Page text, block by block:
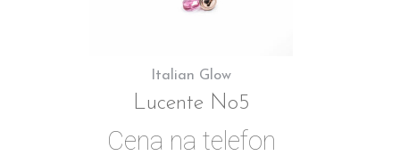
Italian Glow
Lucente No5
Cena na telefon